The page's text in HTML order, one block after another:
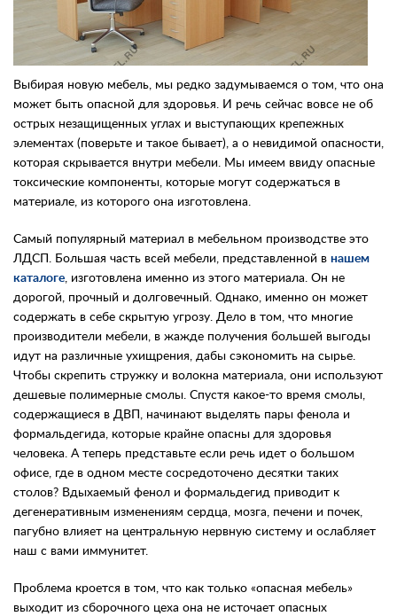
Заказать обратный звонок
Выбирая новую мебель, мы редко задумываемся о том, что она
может быть опасной для здоровья. И речь сейчас вовсе не об
острых незащищенных углах и выступающих крепежных
элементах (поверьте и такое бывает), а о невидимой опасности,
которая скрывается внутри мебели. Мы имеем ввиду опасные
токсические компоненты, которые могут содержаться в
материале, из которого она изготовлена.
Самый популярный материал в мебельном производстве это
ЛДСП. Большая часть всей мебели, представленной в нашем
каталоге , изготовлена именно из этого материала. Он не
дорогой, прочный и долговечный. Однако, именно он может
содержать в себе скрытую угрозу. Дело в том, что многие
производители мебели, в жажде получения большей выгоды
идут на различные ухищрения, дабы сэкономить на сырье.
Чтобы скрепить стружку и волокна материала, они используют
дешевые полимерные смолы. Спустя какое-то время смолы,
содержащиеся в ДВП, начинают выделять пары фенола и
формальдегида, которые крайне опасны для здоровья
человека. А теперь представьте если речь идет о большом
офисе, где в одном месте сосредоточено десятки таких
столов? Вдыхаемый фенол и формальдегид приводит к
дегенеративным изменениям сердца, мозга, печени и почек,
пагубно влияет на центральную нервную систему и ослабляет
наш с вами иммунитет.
Проблема кроется в том, что как только «опасная мебель»
выходит из сборочного цеха она не источает опасных